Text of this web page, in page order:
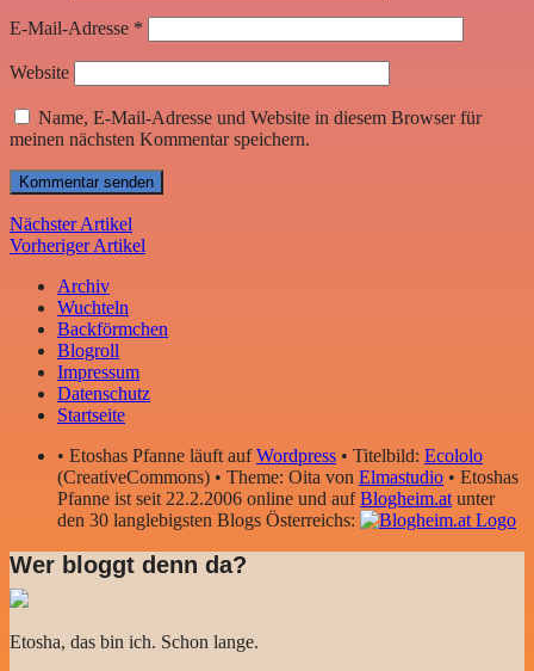
E-Mail-Adresse *
Website
Name, E-Mail-Adresse und Website in diesem Browser für
meinen nächsten Kommentar speichern.
Nächster Artikel
Vorheriger Artikel
Archiv
Wuchteln
Backförmchen
Blogroll
Impressum
Datenschutz
Startseite
• Etoshas Pfanne läuft aufWordpress • Titelbild: Ecololo
(CreativeCommons) • Theme: Oita von Elmastudio • Etoshas
Pfanne ist seit 22.2.2006 online und aufBlogheim.atunter
den 30 langlebigsten Blogs Österreichs:
Wer bloggt denn da?
Etosha, das bin ich. Schon lange.